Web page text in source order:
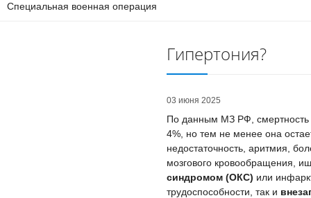
Специальная военная операция
Гипертония?
03 июня 2025
По данным МЗ РФ, смертность
4%, но тем не менее она
недостаточность, аритмия,
мозгового кровообращения,
синдромом (ОКС) или
трудоспособности, так и